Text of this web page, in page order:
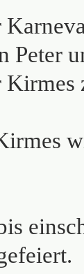
Peter
Kirmes